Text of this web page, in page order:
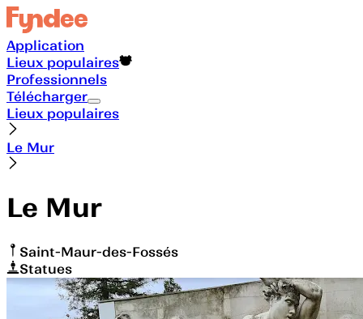
Application
Lieux populaires
Professionnels
Télécharger
Lieux populaires
Le Mur
Le Mur
Saint-Maur-des-Fossés
Statues